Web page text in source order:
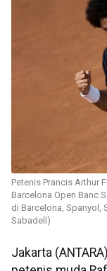
Petenis Prancis Arthur
Barcelona Open Banc
di Barcelona, Spanyol,
Sabadell)
Jakarta